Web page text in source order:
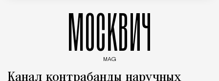
МОСКВИЧ
MAG
Канал контрабанды наручных